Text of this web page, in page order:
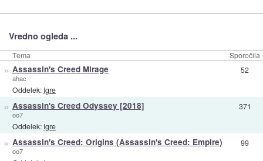
Vredno ogleda ...
Tema Sporočila
» Assassin's Creed Mirage
ahac
Oddelek: Igre
52
» Assassin's Creed Odyssey [2018]
oo7
Oddelek: Igre
371
» Assassin's Creed: Origins (Assassin's Creed: Empire)
oo7
99